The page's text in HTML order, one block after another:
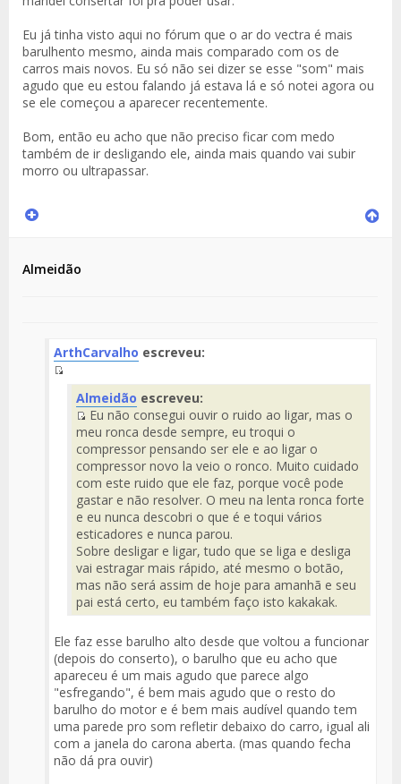
Eu já tinha visto aqui no fórum que o ar do vectra é mais
barulhento mesmo, ainda mais comparado com os de
carros mais novos. Eu só não sei dizer se esse "som" mais
agudo que eu estou falando já estava lá e só notei agora ou
se ele começou a aparecer recentemente.
Bom, então eu acho que não preciso ficar com medo
também de ir desligando ele, ainda mais quando vai subir
morro ou ultrapassar.
Almeidão
ArthCarvalho escreveu:
Fuente
del
Mensaje
Almeidão escreveu:
Fuente
del
Mensaje
Eu não consegui ouvir o ruido ao ligar, mas o
meu ronca desde sempre, eu troqui o
compressor pensando ser ele e ao ligar o
compressor novo la veio o ronco. Muito cuidado
com este ruido que ele faz, porque você pode
gastar e não resolver. O meu na lenta ronca forte
e eu nunca descobri o que é e toqui vários
esticadores e nunca parou.
Sobre desligar e ligar, tudo que se liga e desliga
vai estragar mais rápido, até mesmo o botão,
mas não será assim de hoje para amanhã e seu
pai está certo, eu também faço isto kakakak.
Ele faz esse barulho alto desde que voltou a funcionar
(depois do conserto), o barulho que eu acho que
apareceu é um mais agudo que parece algo
"esfregando", é bem mais agudo que o resto do
barulho do motor e é bem mais audível quando tem
uma parede pro som refletir debaixo do carro, igual ali
com a janela do carona aberta. (mas quando fecha
não dá pra ouvir)